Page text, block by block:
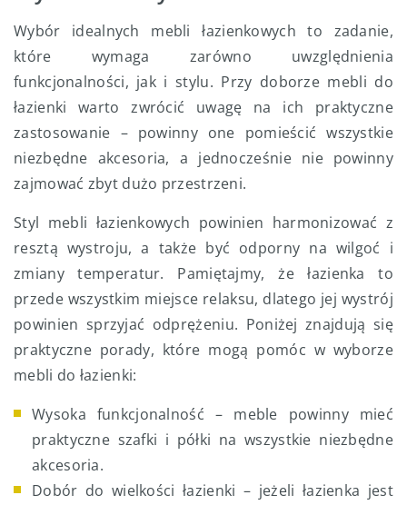
Wybór idealnych mebli łazienkowych to zadanie,
które wymaga zarówno uwzględnienia
funkcjonalności, jak i stylu. Przy doborze mebli do
łazienki warto zwrócić uwagę na ich praktyczne
zastosowanie – powinny one pomieścić wszystkie
niezbędne akcesoria, a jednocześnie nie powinny
zajmować zbyt dużo przestrzeni.
Styl mebli łazienkowych powinien harmonizować z
resztą wystroju, a także być odporny na wilgoć i
zmiany temperatur. Pamiętajmy, że łazienka to
przede wszystkim miejsce relaksu, dlatego jej wystrój
powinien sprzyjać odprężeniu. Poniżej znajdują się
praktyczne porady, które mogą pomóc w wyborze
mebli do łazienki:
Wysoka funkcjonalność – meble powinny mieć
praktyczne szafki i półki na wszystkie niezbędne
akcesoria.
Dobór do wielkości łazienki – jeżeli łazienka jest